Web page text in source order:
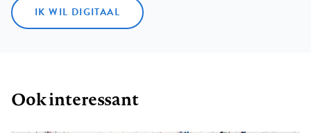
IK WIL DIGITAAL
Ook interessant